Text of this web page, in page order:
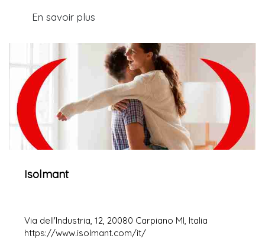
En savoir plus
Isolmant
Via dell'Industria, 12, 20080 Carpiano MI, Italia
https://www.isolmant.com/it/